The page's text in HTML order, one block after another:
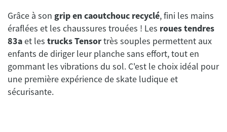
Grâce à son grip en caoutchouc recyclé, fini les mains
éraflées et les chaussures trouées ! Les roues tendres
83aet les trucks Tensortrès souples permettent aux
enfants de diriger leur planche sans effort, tout en
gommant les vibrations du sol. C'est le choix idéal pour
une première expérience de skate ludique et
sécurisante.